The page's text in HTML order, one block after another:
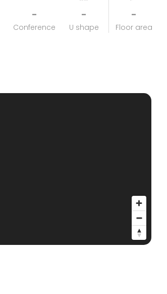
-
Conference
-
U shape
-
Floor area